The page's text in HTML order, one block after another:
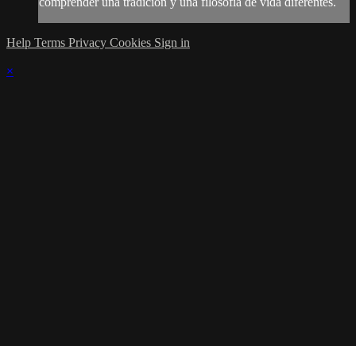
Help Terms Privacy Cookies Sign in
×